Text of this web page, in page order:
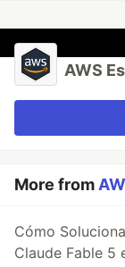
AWS
More from
Cómo
Claude Fable 5